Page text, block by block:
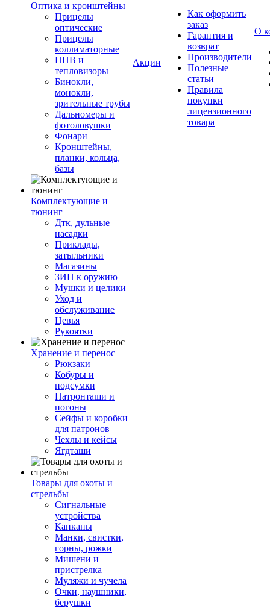
Оптика и кронштейны
Прицелы
оптические
Прицелы
коллиматорные
ПНВ и
тепловизоры
Бинокли,
монокли,
зрительные трубы
Дальномеры и
фотоловушки
Фонари
Кронштейны,
планки, кольца,
базы
Комплектующие и
тюнинг
Дтк, дульные
насадки
Приклады,
затыльники
Магазины
ЗИП к оружию
Мушки и целики
Уход и
обслуживание
Цевья
Рукоятки
Хранение и перенос
Рюкзаки
Кобуры и
подсумки
Патронташи и
погоны
Сейфы и коробки
для патронов
Чехлы и кейсы
Ягдташи
Товары для охоты и
стрельбы
Сигнальные
устройства
Капканы
Манки, свистки,
горны, рожки
Мишени и
пристрелка
Муляжи и чучела
Очки, наушники,
берушки
Акции
Как оформить
заказ
Гарантия и
возврат
Производители
Полезные
статьи
Правила
покупки
лицензионного
товара
О